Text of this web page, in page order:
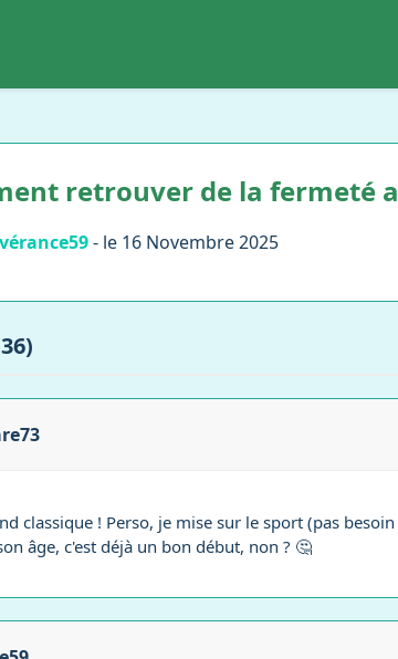
retrouver de la fermeté
- le 16 Novembre 2025
classique ! Perso, je mise sur le sport (pas
âge, c'est déjà un bon début, non ? 🤔